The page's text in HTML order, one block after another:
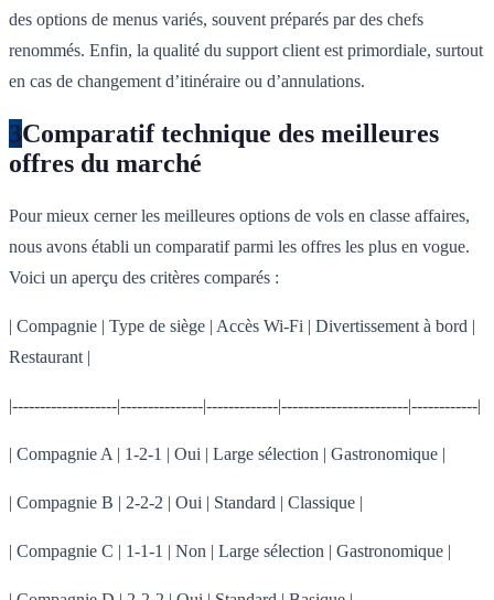
des options de menus variés, souvent préparés par des chefs
renommés. Enfin, la qualité du support client est primordiale, surtout
en cas de changement d’itinéraire ou d’annulations.
3Comparatif technique des meilleures
offres du marché
Pour mieux cerner les meilleures options de vols en classe affaires,
nous avons établi un comparatif parmi les offres les plus en vogue.
Voici un aperçu des critères comparés :
| Compagnie | Type de siège | Accès Wi-Fi | Divertissement à bord |
Restaurant |
|-------------------|---------------|-------------|-----------------------|------------|
| Compagnie A | 1-2-1 | Oui | Large sélection | Gastronomique |
| Compagnie B | 2-2-2 | Oui | Standard | Classique |
| Compagnie C | 1-1-1 | Non | Large sélection | Gastronomique |